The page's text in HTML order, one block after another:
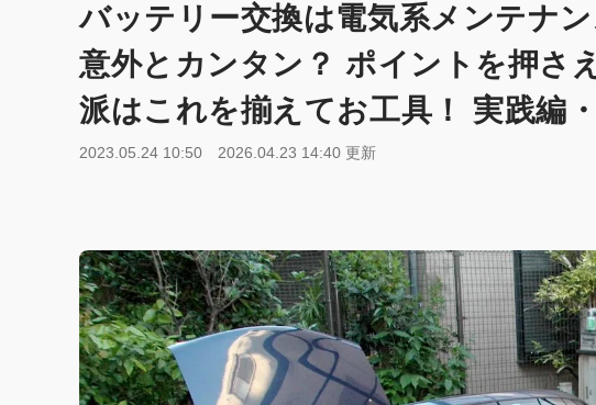
バッテリー交換は電気系メンテナ
意外とカンタン？ ポイントを押さ
派はこれを揃えてお工具！ 実践編・
2023.05.24 10:50 2026.04.23 14:40 更新